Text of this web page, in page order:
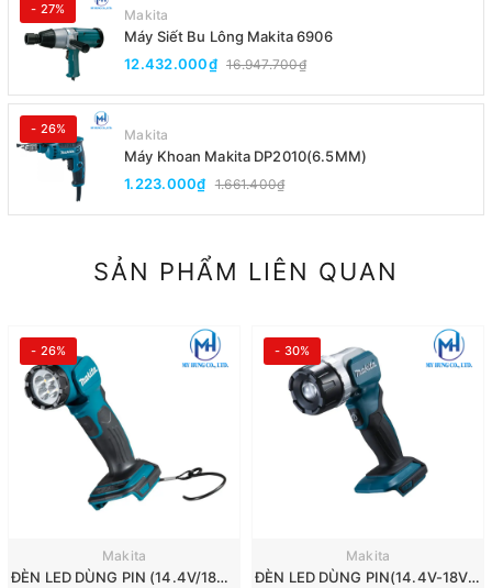
- 27% Makita
Máy Siết Bu Lông Makita 6906
12.432.000₫ 16.947.700₫
- 26% Makita
Máy Khoan Makita DP2010(6.5MM)
1.223.000₫ 1.661.400₫
SẢN PHẨM LIÊN QUAN
- 26%
Makita
ĐÈN LED DÙNG PIN (14.4V/18V) MAKITA DML815
- 30%
Makita
ĐÈN LED DÙNG PIN(14.4V-18V) MAKITA DML808